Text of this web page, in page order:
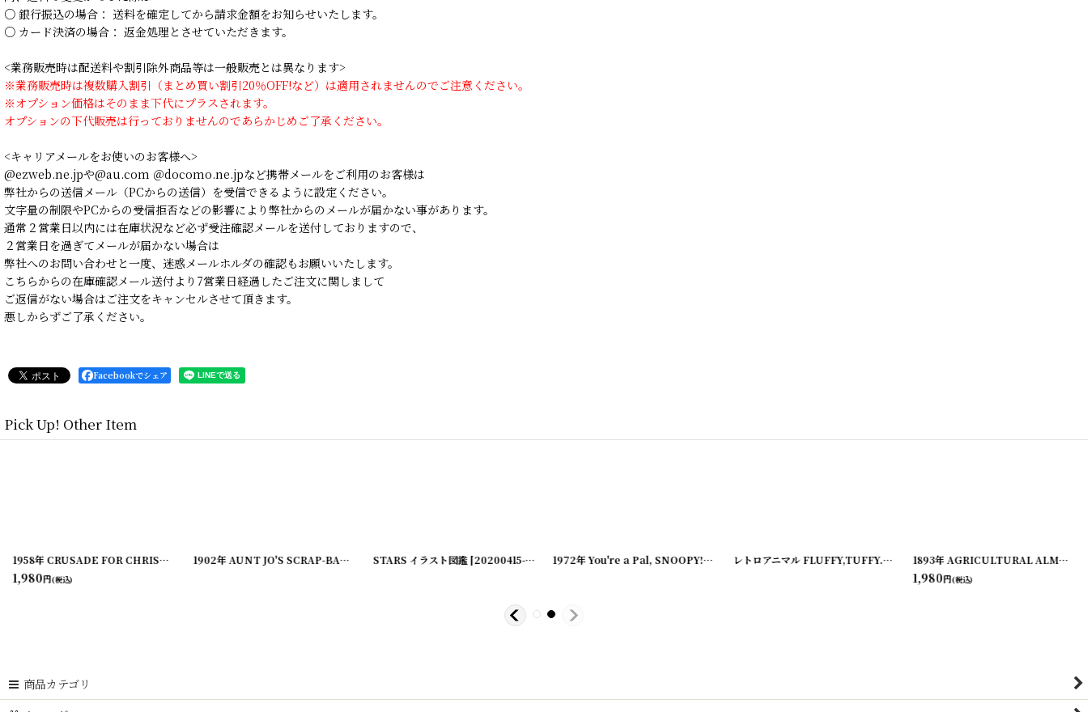
○ 銀行振込の場合： 送料を確定してから請求金額をお知らせいたします。
○ カード決済の場合： 返金処理とさせていただきます。
<業務販売時は配送料や割引除外商品等は一般販売とは異なります>
※業務販売時は複数購入割引（まとめ買い割引20％OFF!など）は適用されませんのでご注意ください。
※オプション価格はそのまま下代にプラスされます。
オプションの下代販売は行っておりませんのであらかじめご了承ください。
<キャリアメールをお使いのお客様へ>
@ezweb.ne.jpや@au.com ＠docomo.ne.jpなど携帯メールをご利用のお客様は
弊社からの送信メール（PCからの送信）を受信できるように設定ください。
文字量の制限やPCからの受信拒否などの影響により弊社からのメールが届かない事があります。
通常２営業日以内には在庫状況など必ず受注確認メールを送付しておりますので、
２営業日を過ぎてメールが届かない場合は
弊社へのお問い合わせと一度、迷惑メールホルダの確認もお願いいたします。
こちらからの在庫確認メール送付より7営業日経過したご注文に関しまして
ご返信がない場合はご注文をキャンセルさせて頂きます。
悪しからずご了承ください。
Facebookでシェア
Pick Up! Other Item
[200528-7] 1958年 CRUSADE FOR CHRIST SONGS アーミッシュ賛美歌 アンティーク楽譜本 [20200418-14]
1,980円(税込)
1902年 AUNT JO'S SCRAP-BAG 200609-5]
STARS イラスト図鑑[20200415-26 1972年 You're a Pal, SNOOPY! PEANUTS スヌーピー ビンテージコミック [20221220-1]
レトロアニマル FLUFFY,TUFFY... RONEYの絵本 [220209-2] 1893年 AGRICULTURAL ALMANAC アンティーク アルマナック/暦歴
1,980円(税込)
商品カテゴリ